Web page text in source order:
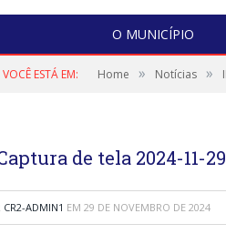
O MUNICÍPIO
VOCÊ ESTÁ EM: Home » Notícias »
de tela 2024-11-
CR2-ADMIN1 EM 29 DE NOVEMBRO DE 2024